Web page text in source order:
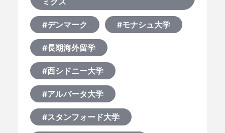
#デンマーク #モナシュ大学
#長期海外留学
#西シドニー大学
#アルバータ大学
#スタンフォード大学